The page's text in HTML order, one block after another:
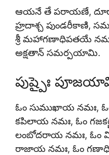
ఆయనే తే పరాయణే,
హ్రదాశ్చ పుండరీకాణి,
శ్రీ మహాగణాధిపతయే నమః
అక్షతాన్ సమర్పయామి.
పుష్పైః
ఓం సుముఖాయ నమః,
కపిలాయ నమః, ఓం
లంబోదరాయ నమః, ఓం
రాజాయ నమః, ఓం